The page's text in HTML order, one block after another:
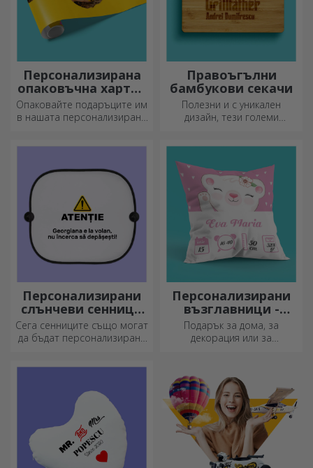
Персонализирана
опаковъчна хартия
за подаръци
Опаковайте подаръците им
в нашата персонализирана
Правоъгълни
бамбукови секачи
Полезни и с уникален
дизайн, тези големи
приготвени в кухнята.
Персонализирани
слънчеви сенници
за автомобили
Сега сенниците също могат
да бъдат персонализирани
Персонализирани
възглавници -
голям формат
Подарък за дома, за
декорация или за
възглавници са идеални за
всеки повод.